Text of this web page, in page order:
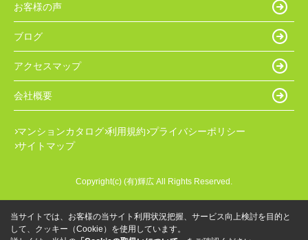
お客様の声
ブログ
アクセスマップ
会社概要
マンションカタログ 利用規約 プライバシーポリシー
サイトマップ
Copyright(c) (有)輝広 All Rights Reserved.
当サイトでは、お客様の当サイト利用状況把握、サービス向上検討を目的と
して、クッキー（Cookie）を使用しています。